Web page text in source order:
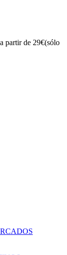
partir de 29€(sólo